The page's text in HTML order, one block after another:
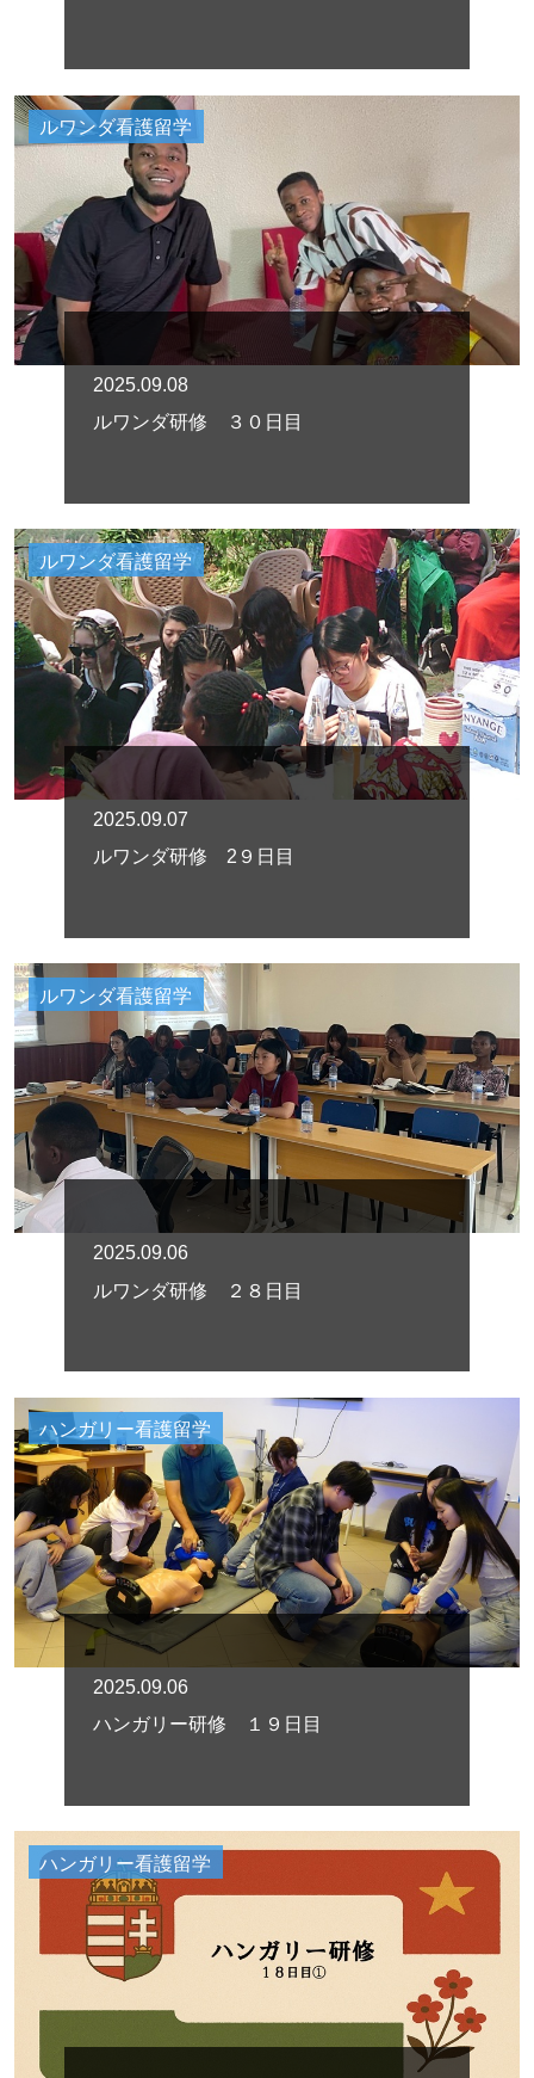
ルワンダ看護留学
2025.09.08
ルワンダ研修 ３０日目
ルワンダ看護留学
2025.09.07
ルワンダ研修 2９日目
ルワンダ看護留学
2025.09.06
ルワンダ研修 ２８日目
ハンガリー看護留学
2025.09.06
ハンガリー研修 １９日目
ハンガリー看護留学